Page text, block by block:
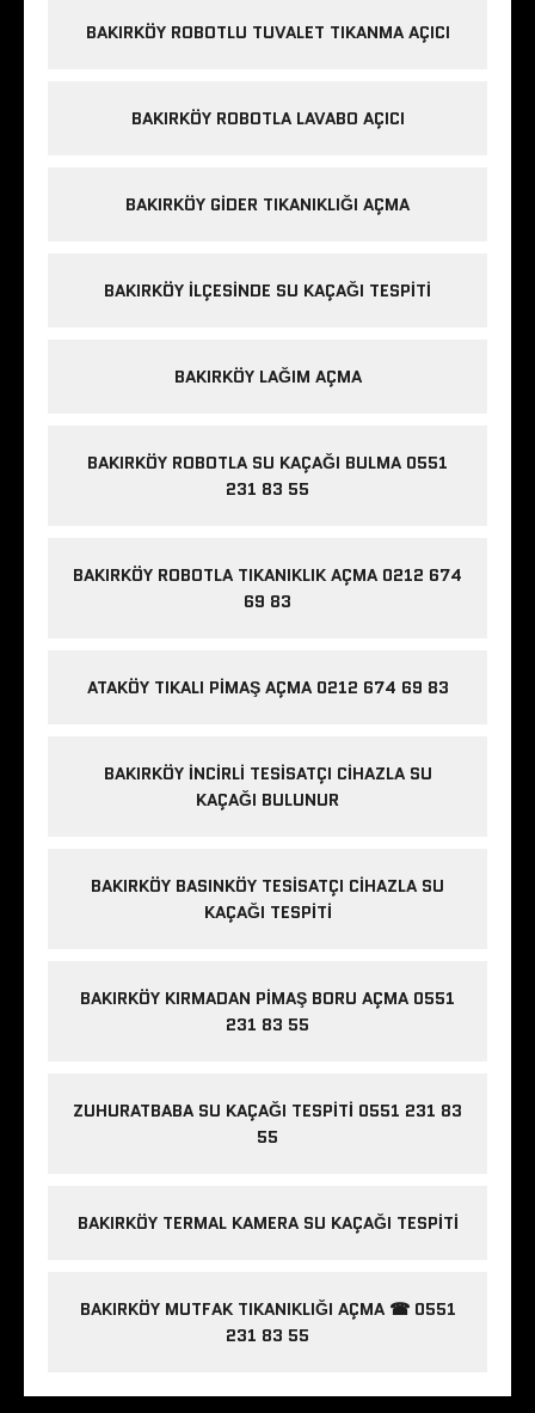
BAKIRKÖY ROBOTLU TUVALET TIKANMA AÇICI
BAKIRKÖY ROBOTLA LAVABO AÇICI
BAKIRKÖY GIDER TIKANIKLIĞI AÇMA
BAKIRKÖY ILÇESINDE SU KAÇAĞI TESPITI
BAKIRKÖY LAĞIM AÇMA
BAKIRKÖY ROBOTLA SU KAÇAĞI BULMA 0551
231 83 55
BAKIRKÖY ROBOTLA TIKANIKLIK AÇMA 0212 674
69 83
ATAKÖY TIKALI PIMAŞ AÇMA 0212 674 69 83
BAKIRKÖY İNCIRLI TESISATÇI CIHAZLA SU
KAÇAĞI BULUNUR
BAKIRKÖY BASINKÖY TESISATÇI CIHAZLA SU
KAÇAĞI TESPITI
BAKIRKÖY KIRMADAN PIMAŞ BORU AÇMA 0551
231 83 55
ZUHURATBABA SU KAÇAĞI TESPITI 0551 231 83
55
BAKIRKÖY TERMAL KAMERA SU KAÇAĞI TESPITI
BAKIRKÖY MUTFAK TIKANIKLIĞI AÇMA ☎ 0551
231 83 55